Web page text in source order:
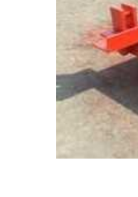
新型矿用避难硐室防爆门